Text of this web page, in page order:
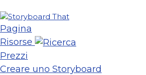
Pagina
Risorse
Prezzi
Creare uno Storyboard